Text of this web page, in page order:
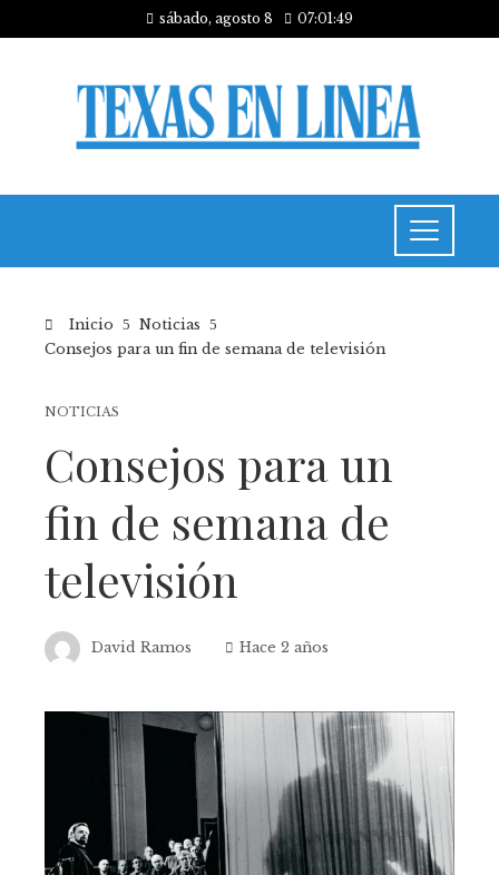
sábado, agosto 8 07:01:49
Inicio
Noticias
Consejos para un fin de semana de televisión
NOTICIAS
Consejos para un
fin de semana de
televisión
David Ramos Hace 2 años